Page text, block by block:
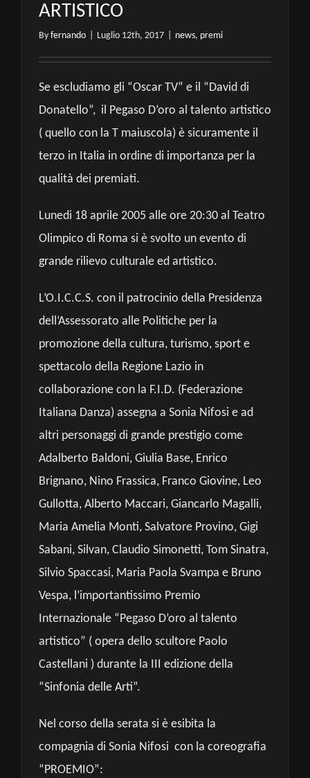
ARTISTICO
By fernando Luglio 12th, 2017 news, premi
Se escludiamo gli “Oscar TV” e il “David di
Donatello”, il Pegaso D’oro al talento artistico
( quello con la T maiuscola) è sicuramente il
terzo in Italia in ordine di importanza per la
qualità dei premiati.
Lunedi 18 aprile 2005 alle ore 20:30 al Teatro
Olimpico di Roma si è svolto un evento di
grande rilievo culturale ed artistico.
L’O.I.C.C.S. con il patrocinio della Presidenza
dell’Assessorato alle Politiche per la
promozione della cultura, turismo, sport e
spettacolo della Regione Lazio in
collaborazione con la F.I.D. (Federazione
Italiana Danza) assegna a Sonia Nifosi e ad
altri personaggi di grande prestigio come
Adalberto Baldoni, Giulia Base, Enrico
Brignano, Nino Frassica, Franco Giovine, Leo
Gullotta, Alberto Maccari, Giancarlo Magalli,
Maria Amelia Monti, Salvatore Provino, Gigi
Sabani, Silvan, Claudio Simonetti, Tom Sinatra,
Silvio Spaccasi, Maria Paola Svampa e Bruno
Vespa, l’importantissimo Premio
Internazionale “Pegaso D’oro al talento
artistico” ( opera dello scultore Paolo
Castellani ) durante la III edizione della
“Sinfonia delle Arti”.
Nel corso della serata si è esibita la
compagnia di Sonia Nifosi con la coreografia
“PROEMIO”: